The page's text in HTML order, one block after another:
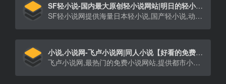
SF轻小说-国内最大原创轻小说网站|明日的轻小说新星从这里起步,振兴中国轻小说
SF轻小说网提供海量日本轻小说,国产轻小说,动漫小说,轻小说TXT下载,轻小说在线阅读,
小说,小说网-飞卢小说网|同人小说【好看的免费小说网】
飞卢小说网,最热门的免费小说网站,提供都市小说、玄幻小说、穿越小说、言情小说、同人小说等免费小说在线阅读与下载。大神小说齐聚飞卢,每日万字更新。